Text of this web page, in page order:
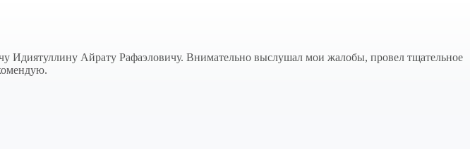
Идиятуллину Айрату Рафаэловичу. Внимательно выслушал мои жалобы, провел тщательное